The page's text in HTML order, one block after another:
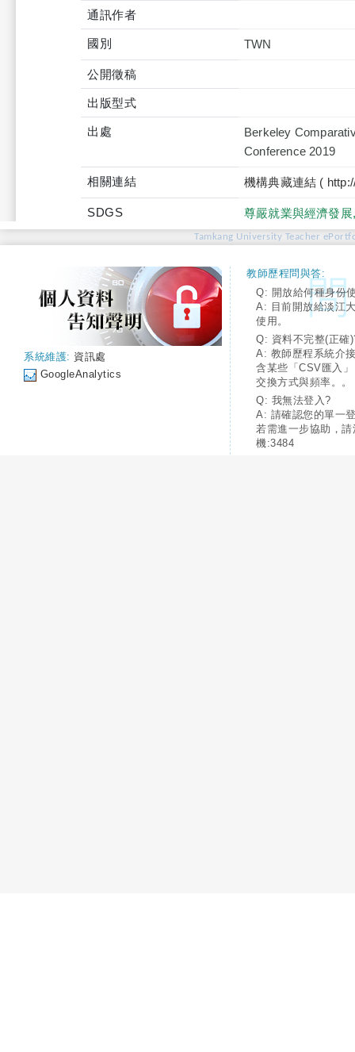
通訊作者
國別 TWN
公開徵稿
出版型式
出處
Berkeley
Conference 2019
相關連結 機構典藏連結 (
SDGS 尊嚴就業與經濟發
Tamkang University Teacher
系統維護: 資訊處
GoogleAnalytics
教師歷程問與答:
Q: 開放給何種身份
A: 目前開放給淡江
使用。
Q: 資料不完整(正確
A: 教師歷程系統介
含某些「CSV匯入
交換方式與頻率。。
Q: 我無法登入?
A: 請確認您的單一
若需進一步協助，
機:3484